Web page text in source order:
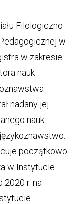
Filologiczno-
w
w zakresie
nauk
nadany jej
nauk
początkowo
w Instytucie
2020 r. na